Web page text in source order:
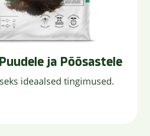
ja Põõsastele
ideaalsed tingimused.